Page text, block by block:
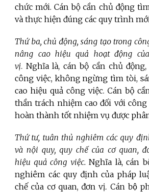
chức mới. Cán bộ cần chủ động
và thực hiện đúng các quy trình
Thứ ba, chủ động, sáng tạo trong
nâng cao hiệu quả hoạt động
vị. Nghĩa là, cán bộ cần chủ
công việc, không ngừng tìm tòi,
cao hiệu quả công việc. Cán bộ
thần trách nhiệm cao đối với công
hoàn thành tốt nhiệm vụ được
Thứ tư, tuân thủ nghiêm các quy
và nội quy, quy chế của cơ quan,
hiệu quả công việc. Nghĩa là, cán
nghiêm các quy định của pháp
chế của cơ quan, đơn vị. Cán bộ